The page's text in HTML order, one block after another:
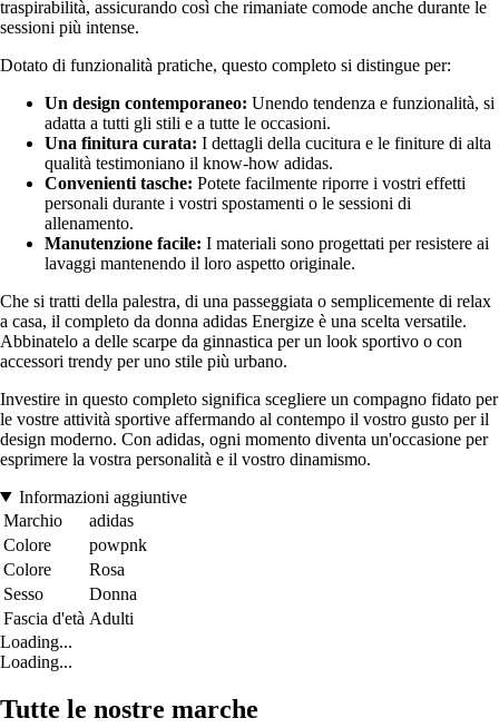
traspirabilità, assicurando così che rimaniate comode anche durante le
sessioni più intense.
Dotato di funzionalità pratiche, questo completo si distingue per:
Un design contemporaneo: Unendo tendenza e funzionalità, si
adatta a tutti gli stili e a tutte le occasioni.
Una finitura curata: I dettagli della cucitura e le finiture di alta
qualità testimoniano il know-how adidas.
Convenienti tasche: Potete facilmente riporre i vostri effetti
personali durante i vostri spostamenti o le sessioni di
allenamento.
Manutenzione facile: I materiali sono progettati per resistere ai
lavaggi mantenendo il loro aspetto originale.
Che si tratti della palestra, di una passeggiata o semplicemente di relax
a casa, il completo da donna adidas Energize è una scelta versatile.
Abbinatelo a delle scarpe da ginnastica per un look sportivo o con
accessori trendy per uno stile più urbano.
Investire in questo completo significa scegliere un compagno fidato per
le vostre attività sportive affermando al contempo il vostro gusto per il
design moderno. Con adidas, ogni momento diventa un'occasione per
esprimere la vostra personalità e il vostro dinamismo.
Informazioni aggiuntive
Marchio
adidas
Colore
powpnk
Colore
Rosa
Sesso
Donna
Fascia d'età Adulti
Loading...
Loading...
Tutte le nostre marche